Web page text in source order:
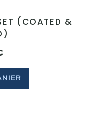
(COATED &